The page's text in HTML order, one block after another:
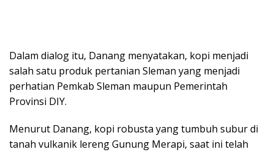
Dalam dialog itu, Danang menyatakan, kopi menjadi
salah satu produk pertanian Sleman yang menjadi
perhatian Pemkab Sleman maupun Pemerintah
Provinsi DIY.
Menurut Danang, kopi robusta yang tumbuh subur di
tanah vulkanik lereng Gunung Merapi, saat ini telah